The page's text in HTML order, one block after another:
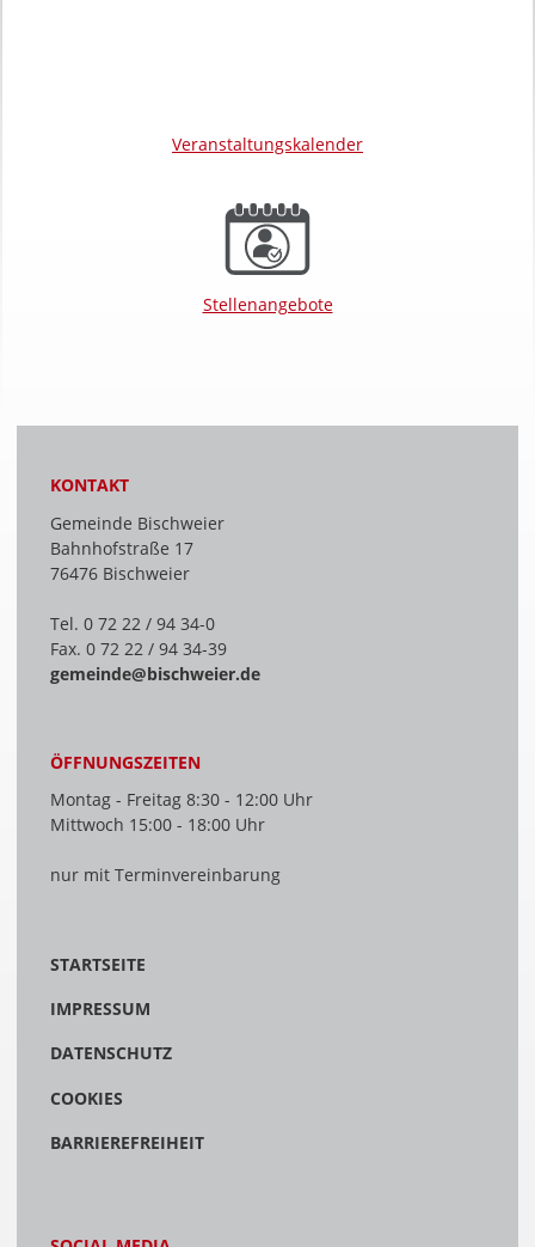
Veranstaltungskalender
Stellenangebote
KONTAKT
Gemeinde Bischweier
Bahnhofstraße 17
76476 Bischweier
Tel. 0 72 22 / 94 34-0
Fax. 0 72 22 / 94 34-39
gemeinde@bischweier.de
ÖFFNUNGSZEITEN
Montag - Freitag 8:30 - 12:00 Uhr
Mittwoch 15:00 - 18:00 Uhr
nur mit Terminvereinbarung
STARTSEITE
IMPRESSUM
DATENSCHUTZ
COOKIES
BARRIEREFREIHEIT